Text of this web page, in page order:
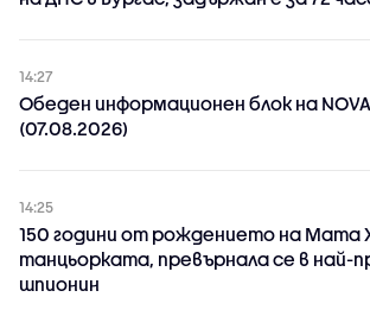
14:27
Обеден информационен блок на NOVA
(07.08.2026)
14:25
150 години от рождението на Мата
танцьорката, превърнала се в най-
шпионин